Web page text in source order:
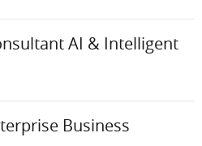
AI & Intelligent
Business